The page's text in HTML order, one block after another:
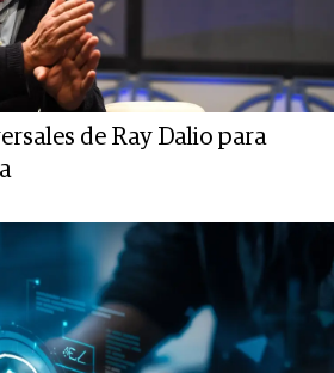
de Ray Dalio para